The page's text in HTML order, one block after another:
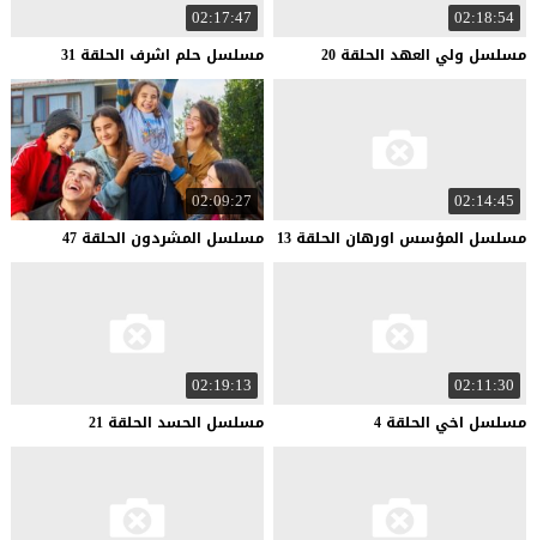
02:18:54
مسلسل ولي العهد الحلقة 20
02:17:47
مسلسل حلم اشرف الحلقة 31
02:14:45
مسلسل المؤسس اورهان الحلقة 13
02:09:27
مسلسل المشردون الحلقة 47
02:11:30
مسلسل اخي الحلقة 4
02:19:13
مسلسل الحسد الحلقة 21